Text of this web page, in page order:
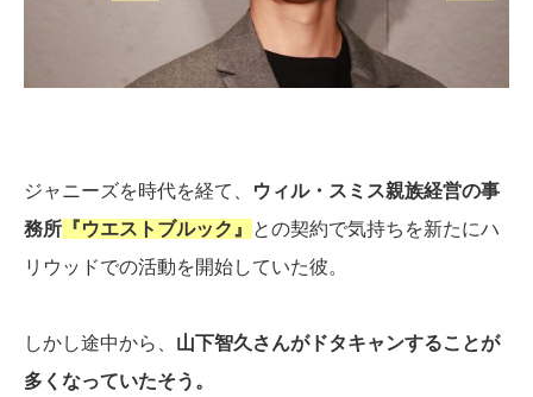
ジャニーズを時代を経て、
ウィル・スミス親族経営の事
務所 『ウエストブルック』
との契約で気持ちを新たにハ
リウッドでの活動を開始していた彼。
しかし途中から、 山下智久さんがドタキャンすることが
多くなっていたそう。